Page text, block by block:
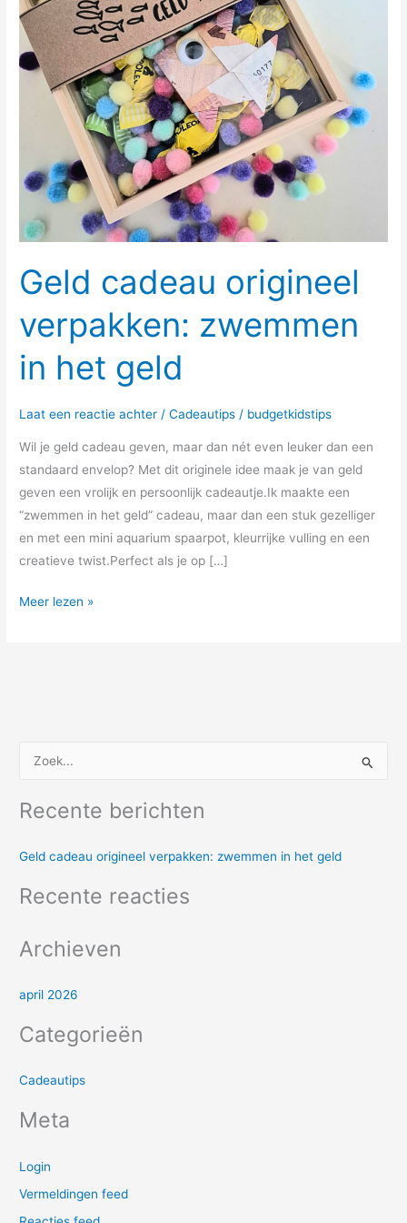
Geld cadeau origineel
verpakken: zwemmen
in het geld
Laat een reactie achter /Cadeautips / budgetkidstips
Wil je geld cadeau geven, maar dan nét even leuker dan een
standaard envelop? Met dit originele idee maak je van geld
geven een vrolijk en persoonlijk cadeautje.Ik maakte een
“zwemmen in het geld” cadeau, maar dan een stuk gezelliger
en met een mini aquarium spaarpot, kleurrijke vulling en een
creatieve twist.Perfect als je op […]
het
geld
Meer lezen »
e
n
a
:
Recente berichten
Geld cadeau origineel verpakken: zwemmen in het geld
Recente reacties
Archieven
april 2026
Categorieën
Cadeautips
Meta
Login
Vermeldingen feed